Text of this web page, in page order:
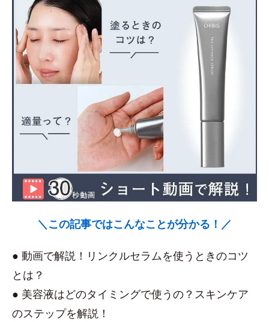
＼この記事ではこんなことが分かる！／
● 動画で解説！リンクルセラムを使うときのコツ
とは？
● 美容液はどのタイミングで使うの？スキンケア
のステップを解説！